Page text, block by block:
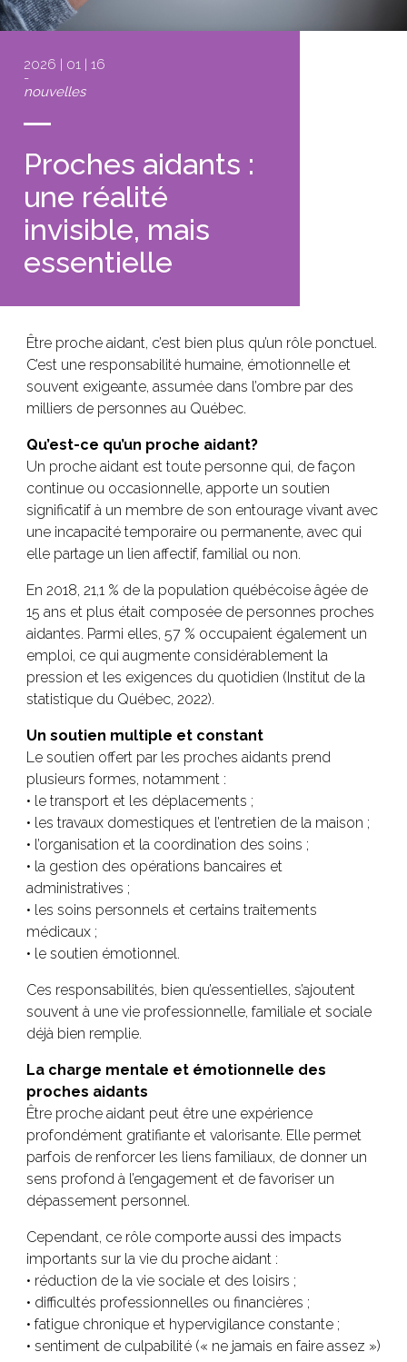
2026 | 01 | 16
-
nouvelles
Proches aidants :
une réalité
invisible, mais
essentielle
Être proche aidant, c’est bien plus qu’un rôle ponctuel.
C’est une responsabilité humaine, émotionnelle et
souvent exigeante, assumée dans l’ombre par des
milliers de personnes au Québec.
Qu’est-ce qu’un proche aidant?
Un proche aidant est toute personne qui, de façon
continue ou occasionnelle, apporte un soutien
significatif à un membre de son entourage vivant avec
une incapacité temporaire ou permanente, avec qui
elle partage un lien affectif, familial ou non.
En 2018, 21,1 % de la population québécoise âgée de
15 ans et plus était composée de personnes proches
aidantes. Parmi elles, 57 % occupaient également un
emploi, ce qui augmente considérablement la
pression et les exigences du quotidien (Institut de la
statistique du Québec, 2022).
Un soutien multiple et constant
Le soutien offert par les proches aidants prend
plusieurs formes, notamment :
• le transport et les déplacements ;
• les travaux domestiques et l’entretien de la maison ;
• l’organisation et la coordination des soins ;
• la gestion des opérations bancaires et
administratives ;
• les soins personnels et certains traitements
médicaux ;
• le soutien émotionnel.
Ces responsabilités, bien qu’essentielles, s’ajoutent
souvent à une vie professionnelle, familiale et sociale
déjà bien remplie.
La charge mentale et émotionnelle des
proches aidants
Être proche aidant peut être une expérience
profondément gratifiante et valorisante. Elle permet
parfois de renforcer les liens familiaux, de donner un
sens profond à l’engagement et de favoriser un
dépassement personnel.
Cependant, ce rôle comporte aussi des impacts
importants sur la vie du proche aidant :
• réduction de la vie sociale et des loisirs ;
• difficultés professionnelles ou financières ;
• fatigue chronique et hypervigilance constante ;
• sentiment de culpabilité (« ne jamais en faire assez »)